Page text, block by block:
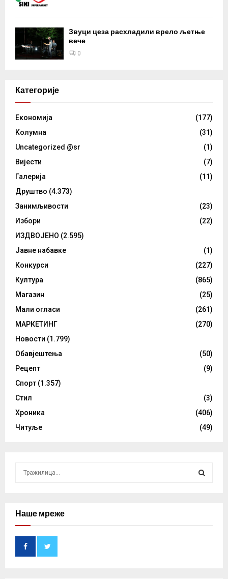
Звуци цеза расхладили врело љетње
вече
0
Категорије
Eкономија
(177)
Kолумнa
(31)
Uncategorized @sr
(1)
Вијести
(7)
Галерија
(11)
Друштво (4.373)
Занимљивости
(23)
Избори
(22)
ИЗДВОЈЕНО (2.595)
Јавне набавке
(1)
Конкурси
(227)
Култура
(865)
Магазин
(25)
Мали огласи
(261)
МАРКЕТИНГ
(270)
Новости (1.799)
Обавјештења
(50)
Рецепт
(9)
Спорт (1.357)
Стил
(3)
Хроника
(406)
Читуље
(49)
cНаше мреже